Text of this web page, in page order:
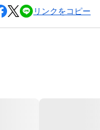
リンクをコピー